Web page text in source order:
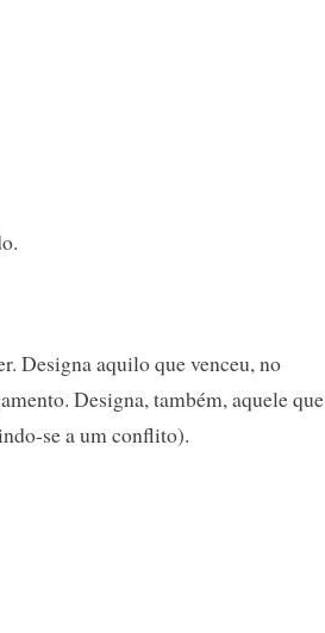
Designa aquilo que venceu, no
Designa, também, aquele que
se a um conflito).